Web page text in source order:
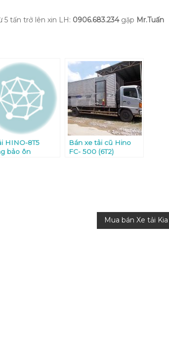
5 tấn trở lên xin LH: 0906.683.234gặp Mr.Tuấn
HINO-8T5
bảo ôn
Bán xe tải cũ Hino
FC- 500 (6T2)
Mua bán Xe tải Kia